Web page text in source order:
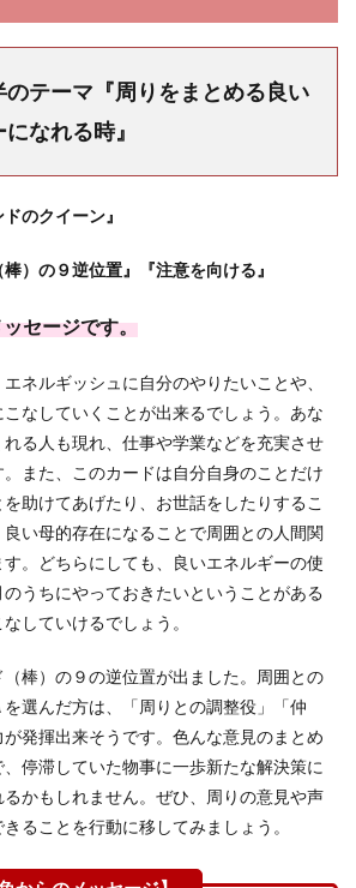
のテーマ『周りをまとめる良い
なれる時』
ドのクイーン』
棒）の９逆位置』『注意を向ける』
セージです。
ネルギッシュに自分のやりたいことや、
なしていくことが出来るでしょう。あな
る人も現れ、仕事や学業などを充実させ
また、このカードは自分自身のことだけ
助けてあげたり、お世話をしたりするこ
い母的存在になることで周囲との人間関
。どちらにしても、良いエネルギーの使
うちにやっておきたいということがある
していけるでしょう。
棒）の９の逆位置が出ました。周囲との
選んだ方は、「周りとの調整役」「仲
発揮出来そうです。色んな意見のまとめ
停滞していた物事に一歩新たな解決策に
かもしれません。ぜひ、周りの意見や声
ることを行動に移してみましょう。